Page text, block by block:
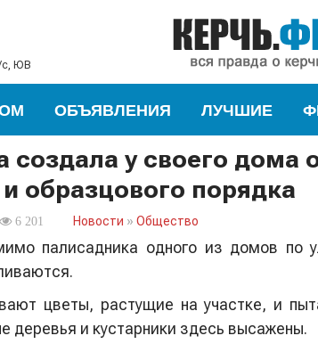
с, ЮВ
ОБЪЯВЛЕНИЯ ЛУЧШИЕ
создала у своего дома
образцового порядка
6 201 Новости » Общество
палисадника одного из домов по
цветы, растущие на участке, и
деревья и кустарники здесь высажены.